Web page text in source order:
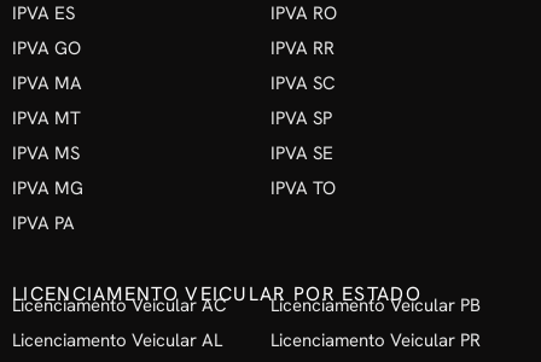
IPVA ES
IPVA GO
IPVA MA
IPVA MT
IPVA MS
IPVA MG
IPVA PA
IPVA RO
IPVA RR
IPVA SC
IPVA SP
IPVA SE
IPVA TO
LICENCIAMENTO VEICULAR POR ESTADO
Licenciamento Veicular AC
Licenciamento Veicular AL
Licenciamento Veicular PB
Licenciamento Veicular PR